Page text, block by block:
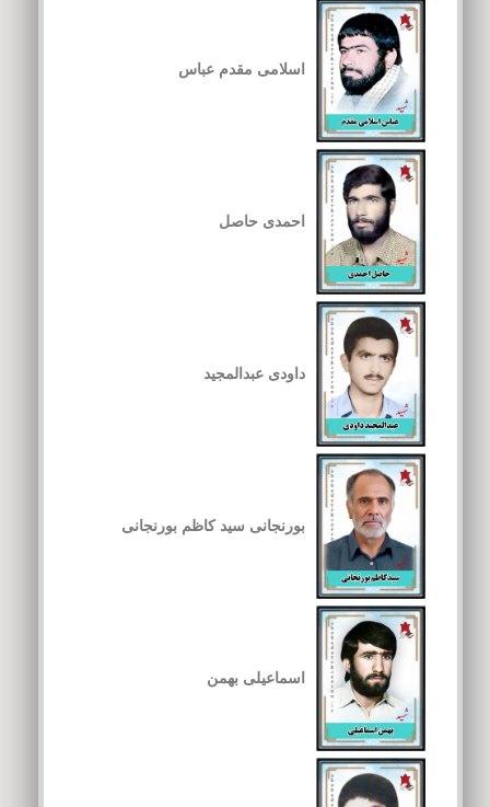
اسلامی مقدم عباس
احمدی حاصل
داودی عبدالمجید
بورنجانی سید کاظم بورنجانی
اسماعیلی بهمن